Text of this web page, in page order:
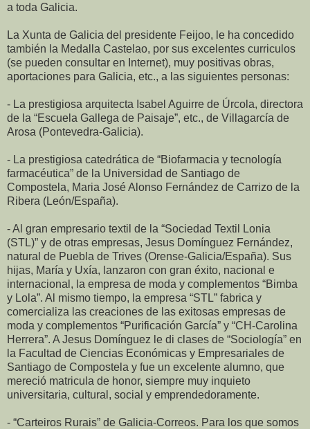
a toda Galicia.
La Xunta de Galicia del presidente Feijoo, le ha concedido
también la Medalla Castelao, por sus excelentes curriculos
(se pueden consultar en Internet), muy positivas obras,
aportaciones para Galicia, etc., a las siguientes personas:
- La prestigiosa arquitecta Isabel Aguirre de Úrcola, directora
de la “Escuela Gallega de Paisaje”, etc., de Villagarcía de
Arosa (Pontevedra-Galicia).
- La prestigiosa catedrática de “Biofarmacia y tecnología
farmacéutica” de la Universidad de Santiago de
Compostela, Maria José Alonso Fernández de Carrizo de la
Ribera (León/España).
- Al gran empresario textil de la “Sociedad Textil Lonia
(STL)” y de otras empresas, Jesus Domínguez Fernández,
natural de Puebla de Trives (Orense-Galicia/España). Sus
hijas, María y Uxía, lanzaron con gran éxito, nacional e
internacional, la empresa de moda y complementos “Bimba
y Lola”. Al mismo tiempo, la empresa “STL” fabrica y
comercializa las creaciones de las exitosas empresas de
moda y complementos “Purificación García” y “CH-Carolina
Herrera”. A Jesus Domínguez le di clases de “Sociología” en
la Facultad de Ciencias Económicas y Empresariales de
Santiago de Compostela y fue un excelente alumno, que
mereció matricula de honor, siempre muy inquieto
universitaria, cultural, social y emprendedoramente.
- “Carteiros Rurais” de Galicia-Correos. Para los que somos